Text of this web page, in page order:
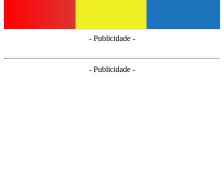
- Publicidade -
- Publicidade -